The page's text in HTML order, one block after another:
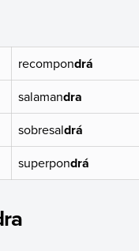
recompondrá
salamandra
sobresaldrá
superpondrá